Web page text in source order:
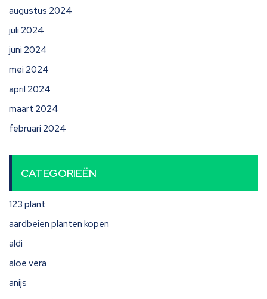
augustus 2024
juli 2024
juni 2024
mei 2024
april 2024
maart 2024
februari 2024
CATEGORIEËN
123 plant
aardbeien planten kopen
aldi
aloe vera
anijs